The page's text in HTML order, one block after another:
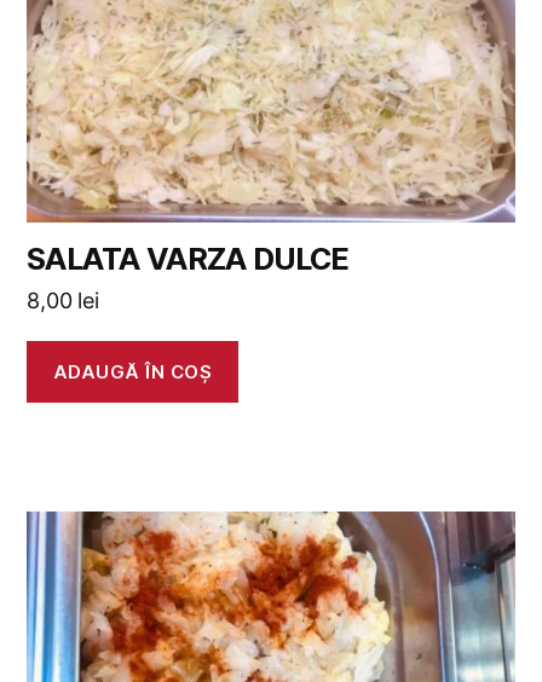
SALATA VARZA DULCE
8,00 lei
ADAUGĂ ÎN COȘ